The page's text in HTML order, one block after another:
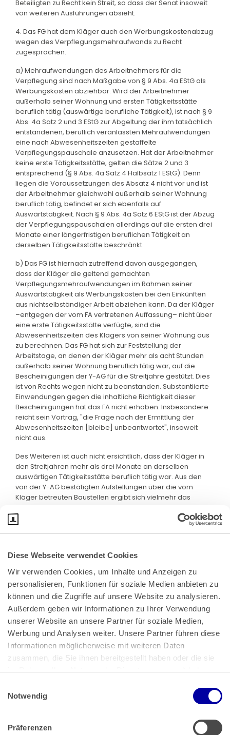
Diese Webseite verwendet Cookies
Wir verwenden Cookies, um Inhalte und Anzeigen zu
personalisieren, Funktionen für soziale Medien anbieten zu
können und die Zugriffe auf unsere Website zu analysieren.
Außerdem geben wir Informationen zu Ihrer Verwendung
unserer Website an unsere Partner für soziale Medien,
Werbung und Analysen weiter. Unsere Partner führen diese
Informationen möglicherweise mit weiteren Daten
zusammen, die Sie ihnen bereitgestellt haben oder die sie
im Rahmen Ihrer Nutzung der Dienste gesammelt haben.
Impressum
Notwendig
Präferenzen
Beteiligten zu Recht kein Streit, so dass der Senat insoweit
von weiteren Ausführungen absieht.
4. Das FG hat dem Kläger auch den Werbungskostenabzug
wegen des Verpflegungsmehraufwands zu Recht
zugesprochen.
a) Mehraufwendungen des Arbeitnehmers für die
Verpflegung sind nach Maßgabe von § 9 Abs. 4a EStG als
Werbungskosten abziehbar. Wird der Arbeitnehmer
außerhalb seiner Wohnung und ersten Tätigkeitsstätte
beruflich tätig (auswärtige berufliche Tätigkeit), ist nach § 9
Abs. 4a Satz 2 und 3 EStG zur Abgeltung der ihm tatsächlich
entstandenen, beruflich veranlassten Mehraufwendungen
eine nach Abwesenheitszeiten gestaffelte
Verpflegungspauschale anzusetzen. Hat der Arbeitnehmer
keine erste Tätigkeitsstätte, gelten die Sätze 2 und 3
entsprechend (§ 9 Abs. 4a Satz 4 Halbsatz 1 EStG). Denn
liegen die Voraussetzungen des Absatz 4 nicht vor und ist
der Arbeitnehmer gleichwohl außerhalb seiner Wohnung
beruflich tätig, befindet er sich ebenfalls auf
Auswärtstätigkeit. Nach § 9 Abs. 4a Satz 6 EStG ist der Abzug
der Verpflegungspauschalen allerdings auf die ersten drei
Monate einer längerfristigen beruflichen Tätigkeit an
derselben Tätigkeitsstätte beschränkt.
b) Das FG ist hiernach zutreffend davon ausgegangen,
dass der Kläger die geltend gemachten
Verpflegungsmehraufwendungen im Rahmen seiner
Auswärtstätigkeit als Werbungskosten bei den Einkünften
aus nichtselbständiger Arbeit abziehen kann. Da der Kläger
–entgegen der vom FA vertretenen Auffassung– nicht über
eine erste Tätigkeitsstätte verfügte, sind die
Abwesenheitszeiten des Klägers von seiner Wohnung aus
zu berechnen. Das FG hat sich zur Feststellung der
Arbeitstage, an denen der Kläger mehr als acht Stunden
außerhalb seiner Wohnung beruflich tätig war, auf die
Bescheinigungen der Y-AG für die Streitjahre gestützt. Dies
ist von Rechts wegen nicht zu beanstanden. Substantiierte
Einwendungen gegen die inhaltliche Richtigkeit dieser
Bescheinigungen hat das FA nicht erhoben. Insbesondere
reicht sein Vortrag, "die Frage nach der Ermittlung der
Abwesenheitszeiten [bleibe] unbeantwortet", insoweit
nicht aus.
Des Weiteren ist auch nicht ersichtlich, dass der Kläger in
den Streitjahren mehr als drei Monate an derselben
auswärtigen Tätigkeitsstätte beruflich tätig war. Aus den
von der Y-AG bestätigten Aufstellungen über die vom
Kläger betreuten Baustellen ergibt sich vielmehr das
Bundeskanzlerplatz 2
53113 Bonn
Pressemitteilungen|AGB
Impressum|Datenschutz